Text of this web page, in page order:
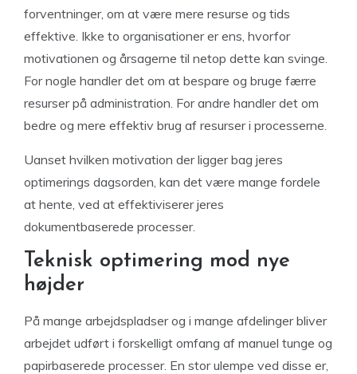
forventninger, om at være mere resurse og tids
effektive. Ikke to organisationer er ens, hvorfor
motivationen og årsagerne til netop dette kan svinge.
For nogle handler det om at bespare og bruge færre
resurser på administration. For andre handler det om
bedre og mere effektiv brug af resurser i processerne.
Uanset hvilken motivation der ligger bag jeres
optimerings dagsorden, kan det være mange fordele
at hente, ved at effektiviserer jeres
dokumentbaserede processer.
Teknisk optimering mod nye
højder
På mange arbejdspladser og i mange afdelinger bliver
arbejdet udført i forskelligt omfang af manuel tunge og
papirbaserede processer. En stor ulempe ved disse er,